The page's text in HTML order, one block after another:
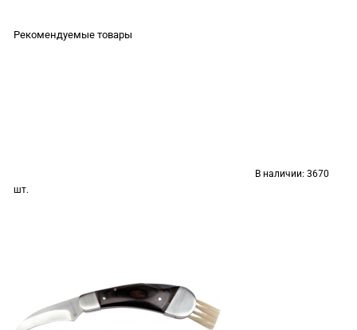
Рекомендуемые товары
В наличии: 3670
шт.